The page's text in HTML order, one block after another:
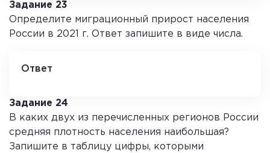
Задание 23
Определите миграционный прирост населения
России в 2021 г. Ответ запишите в виде числа.
Ответ
Задание 24
В каких двух из перечисленных регионов России
средняя плотность населения наибольшая?
Запишите в таблицу цифры, которыми